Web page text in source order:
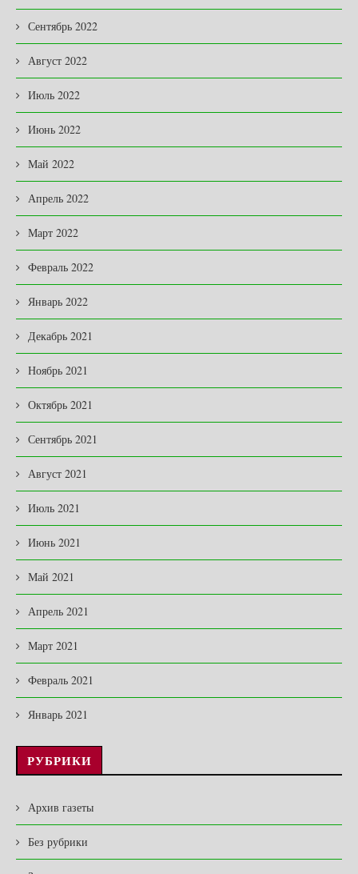
Сентябрь 2022
Август 2022
Июль 2022
Июнь 2022
Май 2022
Апрель 2022
Март 2022
Февраль 2022
Январь 2022
Декабрь 2021
Ноябрь 2021
Октябрь 2021
Сентябрь 2021
Август 2021
Июль 2021
Июнь 2021
Май 2021
Апрель 2021
Март 2021
Февраль 2021
Январь 2021
РУБРИКИ
Архив газеты
Без рубрики